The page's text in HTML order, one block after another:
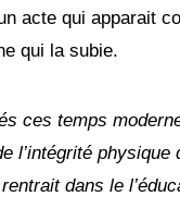
acte qui apparait
qui la subie.
ces temps
l’intégrité physique
dans le